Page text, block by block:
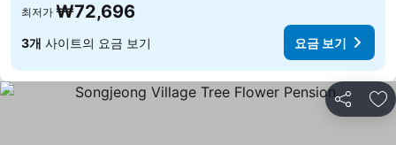
최저가 ₩72,696
3개 사이트의 요금 보기 요금 보기
공유 즐